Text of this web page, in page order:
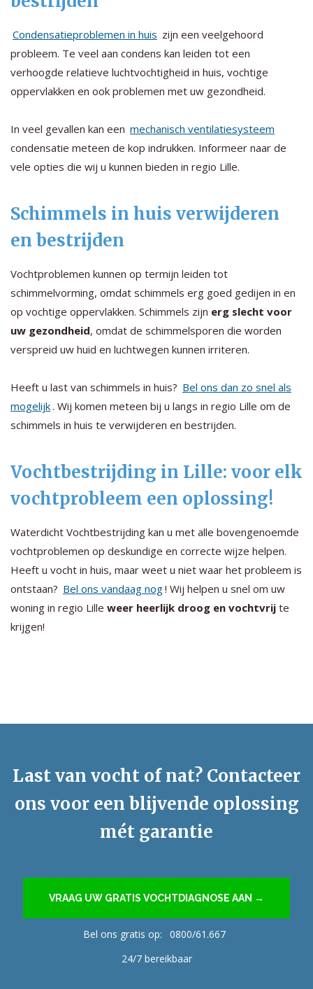
Condensatieproblemen in huis zijn een veelgehoord
probleem. Te veel aan condens kan leiden tot een
verhoogde relatieve luchtvochtigheid in huis, vochtige
oppervlakken en ook problemen met uw gezondheid.
In veel gevallen kan een mechanisch ventilatiesysteem
condensatie meteen de kop indrukken. Informeer naar de
vele opties die wij u kunnen bieden in regio Lille.
Schimmels in huis verwijderen
en bestrijden
Vochtproblemen kunnen op termijn leiden tot
schimmelvorming, omdat schimmels erg goed gedijen in en
op vochtige oppervlakken. Schimmels zijn erg slecht voor
uw gezondheid, omdat de schimmelsporen die worden
verspreid uw huid en luchtwegen kunnen irriteren.
Heeft u last van schimmels in huis? Bel ons dan zo snel als
mogelijk . Wij komen meteen bij u langs in regio Lille om de
schimmels in huis te verwijderen en bestrijden.
Vochtbestrijding in Lille: voor elk
vochtprobleem een oplossing!
Waterdicht Vochtbestrijding kan u met alle bovengenoemde
vochtproblemen op deskundige en correcte wijze helpen.
Heeft u vocht in huis, maar weet u niet waar het probleem is
ontstaan? Bel ons vandaag nog! Wij helpen u snel om uw
woning in regio Lille weer heerlijk droog en vochtvrij te
krijgen!
Last van vocht of nat? Contacteer
ons voor een blijvende oplossing
mét garantie
VRAAG UW GRATIS VOCHTDIAGNOSE AAN →
Bel ons gratis op:
0800/61.667
24/7 bereikbaar